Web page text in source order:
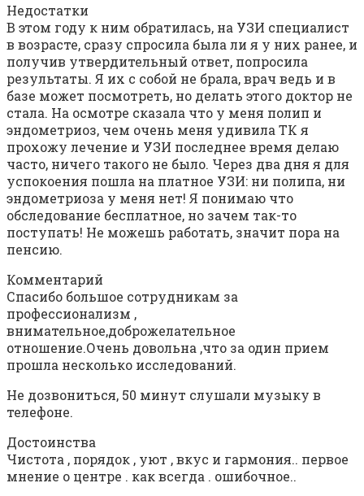
Недостатки
В этом году к ним обратилась, на УЗИ специалист
в возрасте, сразу спросила была ли я у них ранее, и
получив утвердительный ответ, попросила
результаты. Я их с собой не брала, врач ведь и в
базе может посмотреть, но делать этого доктор не
стала. На осмотре сказала что у меня полип и
эндометриоз, чем очень меня удивила ТК я
прохожу лечение и УЗИ последнее время делаю
часто, ничего такого не было. Через два дня я для
успокоения пошла на платное УЗИ: ни полипа, ни
эндометриоза у меня нет! Я понимаю что
обследование бесплатное, но зачем так-то
поступать! Не можешь работать, значит пора на
пенсию.
Комментарий
Спасибо большое сотрудникам за
профессионализм ,
внимательное,доброжелательное
отношение.Очень довольна ,что за один прием
прошла несколько исследований.
Не дозвониться, 50 минут слушали музыку в
телефоне.
Достоинства
Чистота , порядок , уют , вкус и гармония.. первое
мнение о центре . как всегда . ошибочное..